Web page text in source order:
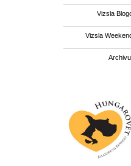
Vizsla
Vizsla